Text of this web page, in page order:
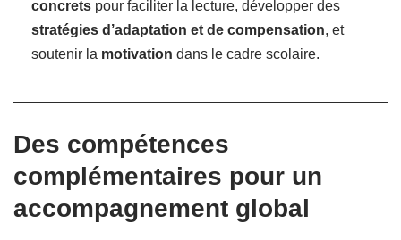
concrets pour faciliter la lecture, développer des
stratégies d’adaptation et de compensation, et
soutenir la motivation dans le cadre scolaire.
Des compétences
complémentaires pour un
accompagnement global